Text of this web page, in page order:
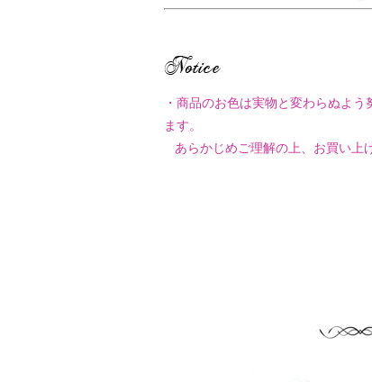
・商品のお色は実物と変わらぬよ
ます。
あらかじめご理解の上、お買い上